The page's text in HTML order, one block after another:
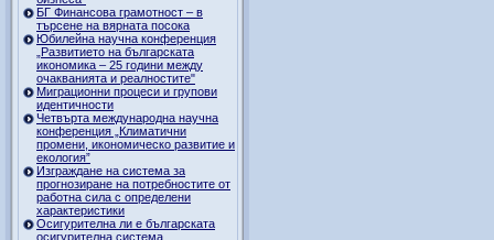
БГ Финансова грамотност – в
търсене на вярната посока
Юбилейна научна конференция
„Развитието на българската
икономика – 25 години между
очакванията и реалностите"
Миграционни процеси и групови
идентичности
Четвърта международна научна
конференция „Климатични
промени, икономическо развитие и
екология”
Изграждане на система за
прогнозиране на потребностите от
работна сила с определени
характеристики
Осигурителна ли е българската
осигурителна система